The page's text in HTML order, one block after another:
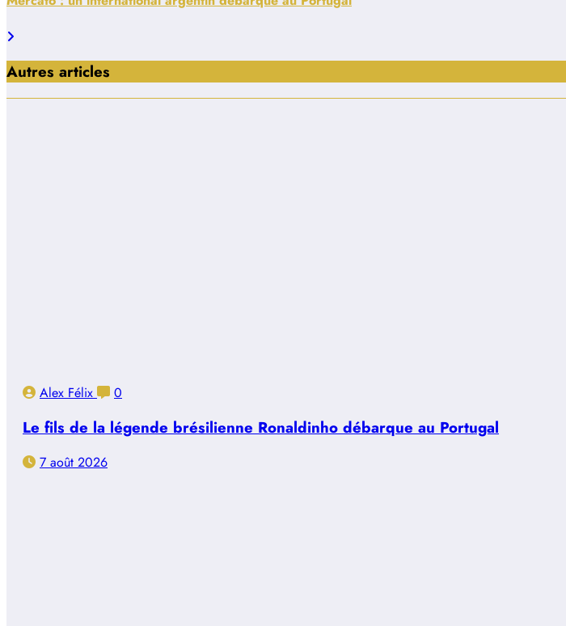
Autres articles
Alex Félix 0
Le fils de la légende brésilienne Ronaldinho débarque au Portugal
7 août 2026